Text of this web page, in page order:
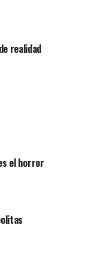
realidad
el horror